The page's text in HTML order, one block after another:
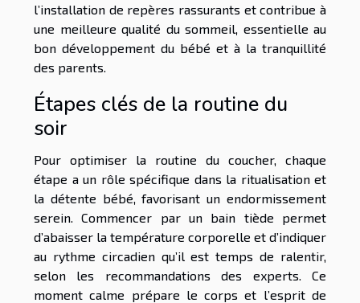
l’installation de repères rassurants et contribue à
une meilleure qualité du sommeil, essentielle au
bon développement du bébé et à la tranquillité
des parents.
Étapes clés de la routine du
soir
Pour optimiser la routine du coucher, chaque
étape a un rôle spécifique dans la ritualisation et
la détente bébé, favorisant un endormissement
serein. Commencer par un bain tiède permet
d’abaisser la température corporelle et d’indiquer
au rythme circadien qu’il est temps de ralentir,
selon les recommandations des experts. Ce
moment calme prépare le corps et l’esprit de